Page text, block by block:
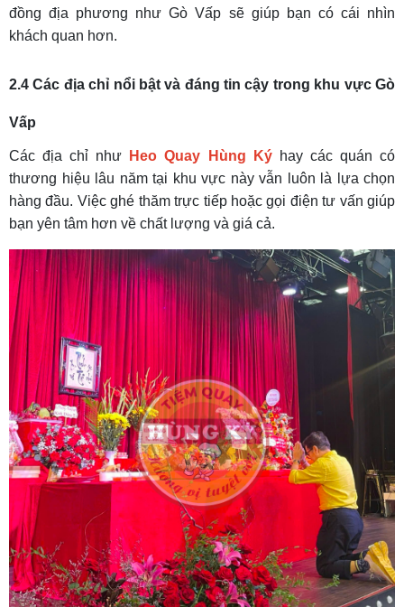
đồng địa phương như Gò Vấp sẽ giúp bạn có cái nhìn
khách quan hơn.
2.4 Các địa chỉ nổi bật và đáng tin cậy trong khu vực Gò
Vấp
Các địa chỉ như Heo Quay Hùng Kýhay các quán có
thương hiệu lâu năm tại khu vực này vẫn luôn là lựa chọn
hàng đầu. Việc ghé thăm trực tiếp hoặc gọi điện tư vấn giúp
bạn yên tâm hơn về chất lượng và giá cả.